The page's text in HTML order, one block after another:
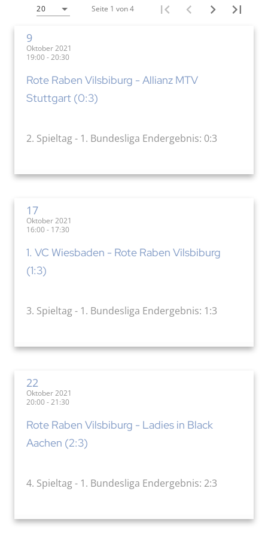
20 Seite 1 von 4
9
Oktober 2021
19:00 - 20:30
Rote Raben Vilsbiburg - Allianz MTV
Stuttgart (0:3)
2. Spieltag - 1. Bundesliga Endergebnis: 0:3
17
Oktober 2021
16:00 - 17:30
1. VC Wiesbaden - Rote Raben Vilsbiburg
(1:3)
3. Spieltag - 1. Bundesliga Endergebnis: 1:3
22
Oktober 2021
20:00 - 21:30
Rote Raben Vilsbiburg - Ladies in Black
Aachen (2:3)
4. Spieltag - 1. Bundesliga Endergebnis: 2:3